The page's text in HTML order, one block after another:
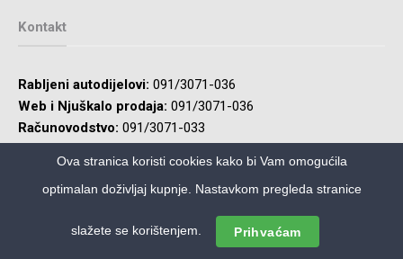
Kontakt
Rabljeni autodijelovi: 091/3071-036
Web i Njuškalo prodaja: 091/3071-036
Računovodstvo: 091/3071-033
Sva prava pridržana 2026 © Auto Hrvoje Trgovina d.o.o.
Ova stranica koristi cookies kako bi Vam omogućila
optimalan doživljaj kupnje. Nastavkom pregleda stranice
slažete se korištenjem. Prihvaćam